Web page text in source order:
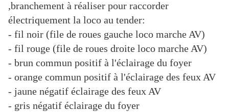
,branchement à réaliser pour raccorder
électriquement la loco au tender:
- fil noir (file de roues gauche loco marche AV)
- fil rouge (file de roues droite loco marche AV)
- brun commun positif à l'éclairage du foyer
- orange commun positif à l'éclairage des feux AV
- jaune négatif éclairage des feux AV
- gris négatif éclairage du foyer